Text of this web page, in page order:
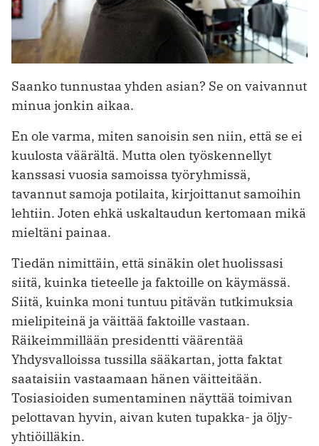
Saanko tunnustaa yhden asian? Se on vaivannut
minua jonkin aikaa.
En ole varma, miten sanoisin sen niin, että se ei
kuulosta väärältä. Mutta olen työskennellyt
kanssasi vuosia samoissa työryhmissä,
tavannut samoja potilaita, kirjoittanut samoihin
lehtiin. Joten ehkä uskaltaudun kertomaan mikä
mieltäni painaa.
Tiedän nimittäin, että sinäkin olet huolissasi
siitä, kuinka tieteelle ja faktoille on käymässä.
Siitä, kuinka moni tuntuu pitävän tutkimuksia
mielipiteinä ja väittää faktoille vastaan.
Räikeimmillään presidentti väärentää
Yhdysvalloissa tussilla sääkartan, jotta faktat
saataisiin vastaamaan hänen väitteitään.
Tosiasioiden sumentaminen näyttää toimivan
pelottavan hyvin, aivan kuten tupakka- ja öljy-
yhtiöilläkin.